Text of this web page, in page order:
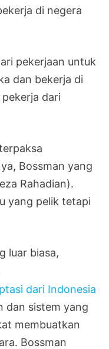
di negera
pekerjaan untuk
dan bekerja di
dari
Bossman yang
Rahadian).
yang pelik tetapi
luar biasa,
dan sistem yang
membuatkan
Bossman